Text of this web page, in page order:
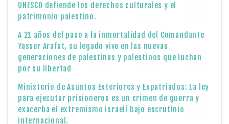
UNESCO defiende los derechos culturales y el
patrimonio palestino.
A 21 años del paso a la inmortalidad del Comandante
Yasser Arafat, su legado vive en las nuevas
generaciones de palestinas y palestinos que luchan
por su libertad
Ministerio de Asuntos Exteriores y Expatriados: La ley
para ejecutar prisioneros es un crimen de guerra y
exacerba el extremismo israelí bajo escrutinio
internacional.